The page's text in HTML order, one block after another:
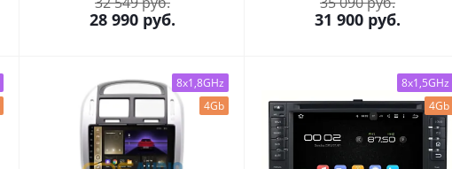
28 990 руб. 31 900 руб.
8x1,8GHz
4Gb
8x1,5GHz
4Gb